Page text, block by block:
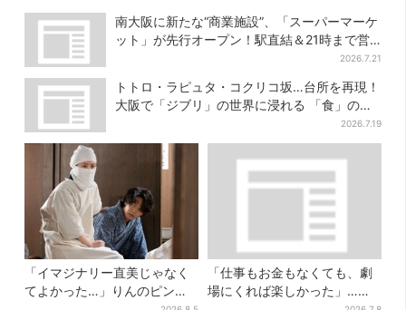
南大阪に新たな“商業施設”、「スーパーマーケ
ット」が先行オープン！駅直結＆21時まで営
2026.7.21
トトロ・ラピュタ・コクリコ坂…台所を再現！
大阪で「ジブリ」の世界に浸れる 「食」の展
2026.7.19
「イマジナリー直美じゃなく
てよかった…」りんのピンチ
「仕事もお金もなくても、劇
場にくれば楽しかった」…大